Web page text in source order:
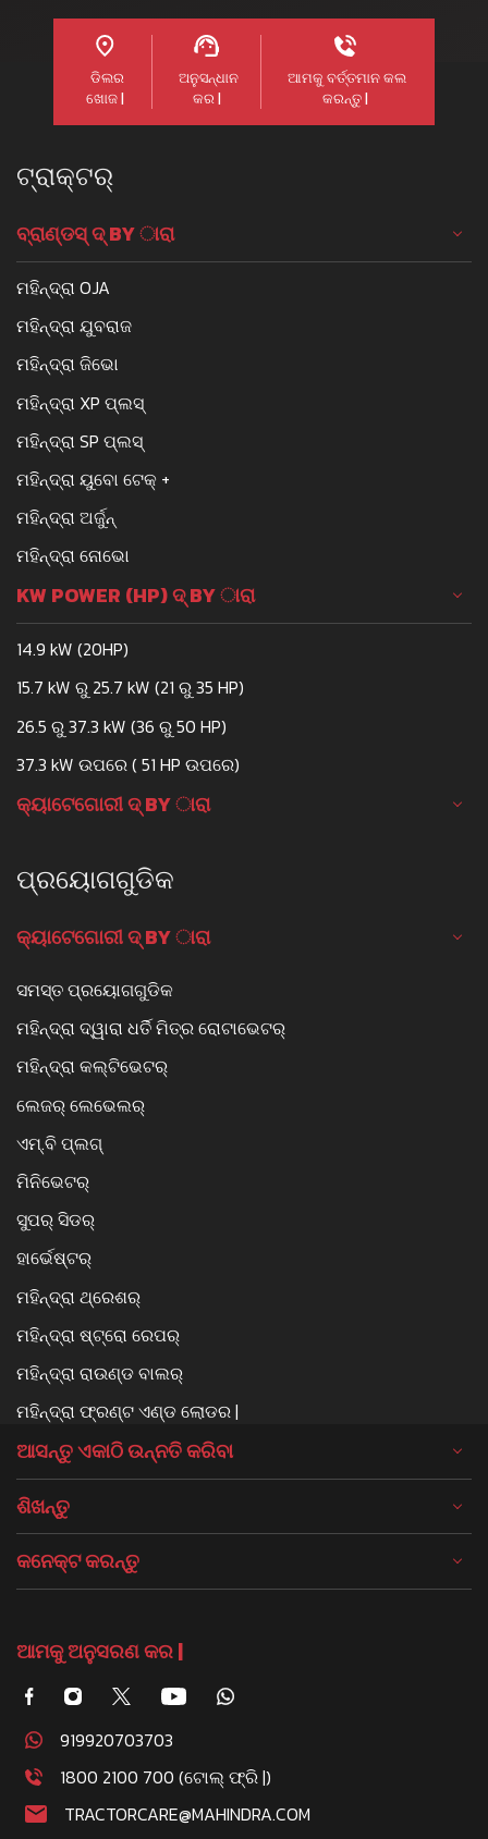
ଡିଲର
ଖୋଜ |
ଅନୁସନ୍ଧାନ
କର |
ଆମକୁ ବର୍ତ୍ତମାନ କଲ
କରନ୍ତୁ |
ଟ୍ରାକ୍ଟର୍
ବ୍ରାଣ୍ଡସ୍ ଦ୍ BY ାରା
ମହିନ୍ଦ୍ରା OJA
ମହିନ୍ଦ୍ରା ଯୁବରାଜ
ମହିନ୍ଦ୍ରା ଜିଭୋ
ମହିନ୍ଦ୍ରା XP ପ୍ଲସ୍
ମହିନ୍ଦ୍ରା SP ପ୍ଲସ୍
ମହିନ୍ଦ୍ରା ୟୁବୋ ଟେକ୍ +
ମହିନ୍ଦ୍ରା ଅର୍ଜୁନ୍
ମହିନ୍ଦ୍ରା ନୋଭୋ
KW POWER (HP) ଦ୍ BY ାରା
14.9 kW (20HP)
15.7 kW ରୁ 25.7 kW (21 ରୁ 35 HP)
26.5 ରୁ 37.3 kW (36 ରୁ 50 HP)
37.3 kW ଉପରେ ( 51 HP ଉପରେ)
କ୍ୟାଟେଗୋରୀ ଦ୍ BY ାରା
ପ୍ରୟୋଗଗୁଡିକ
କ୍ୟାଟେଗୋରୀ ଦ୍ BY ାରା
ସମସ୍ତ ପ୍ରୟୋଗଗୁଡିକ
ମହିନ୍ଦ୍ରା ଦ୍ୱାରା ଧର୍ତି ମିତ୍ର ରୋଟାଭେଟର୍
ମହିନ୍ଦ୍ରା କଲ୍ଟିଭେଟର୍
ଲେଜର୍ ଲେଭେଲର୍
ଏମ୍.ବି ପ୍ଲଗ୍
ମିନିଭେଟର୍
ସୁପର୍ ସିଡର୍
ହାର୍ଭେଷ୍ଟର୍
ମହିନ୍ଦ୍ରା ଥ୍ରେଶର୍
ମହିନ୍ଦ୍ରା ଷ୍ଟ୍ରୋ ରେପର୍
ମହିନ୍ଦ୍ରା ରାଉଣ୍ଡ ବାଲର୍
ମହିନ୍ଦ୍ରା ଫ୍ରଣ୍ଟ ଏଣ୍ଡ ଲୋଡର |
ଆସନ୍ତୁ ଏକାଠି ଉନ୍ନତି କରିବା
ଶିଖନ୍ତୁ
କନେକ୍ଟ କରନ୍ତୁ
ଆମକୁ ଅନୁସରଣ କର |
919920703703
1800 2100 700 (ଟୋଲ୍ ଫ୍ରି |)
TRACTORCARE@MAHINDRA.COM